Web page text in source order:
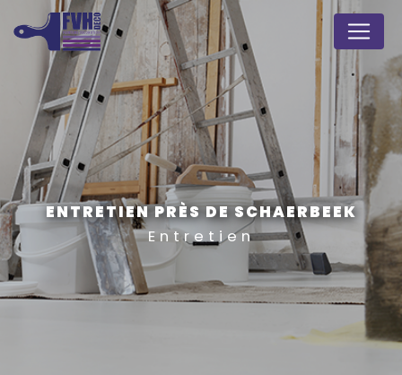
ENTRETIEN PRÈS DE SCHAERBEEK
Entretien
Panneau de gestion des cookies